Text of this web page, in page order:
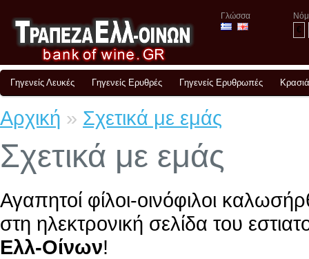
Γλώσσα
€
Γηγενείς Λευκές Γηγενείς Ερυθρές Γηγενείς Ερυθρωπές
Αρχική » Σχετικά με εμάς
Σχετικά με εμάς
Αγαπητοί φίλοι-οινόφιλοι
στη ηλεκτρονική σελίδα του
Ελλ-Οίνων!